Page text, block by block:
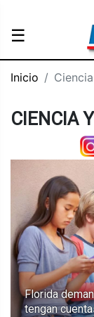
☰
Inicio
CIENCIA
Florida
tengan